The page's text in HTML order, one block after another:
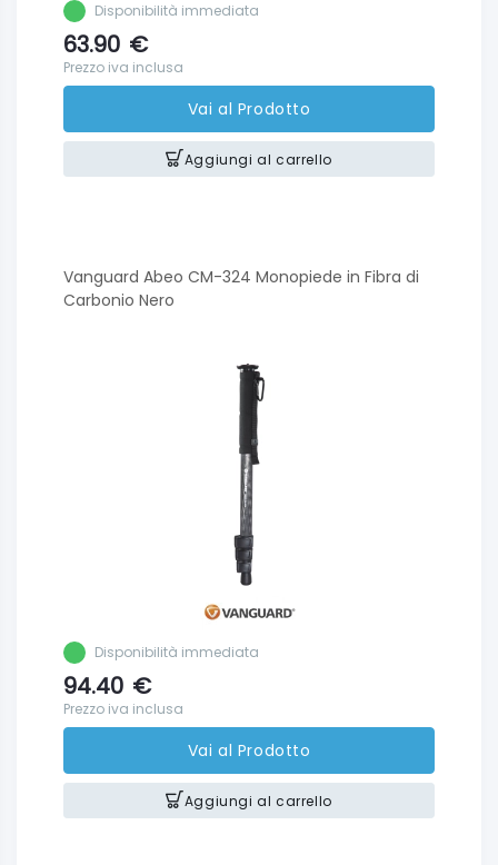
Disponibilità immediata
63.90 €
Prezzo iva inclusa
Vai al Prodotto
Aggiungi al carrello
Vanguard Abeo CM-324 Monopiede in Fibra di
Carbonio Nero
Disponibilità immediata
94.40 €
Prezzo iva inclusa
Vai al Prodotto
Aggiungi al carrello